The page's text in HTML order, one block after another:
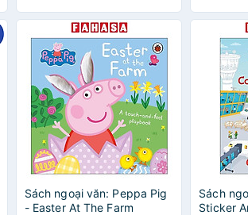
Sách ngoại văn: Peppa Pig
- Easter At The Farm
Sách
Sticker